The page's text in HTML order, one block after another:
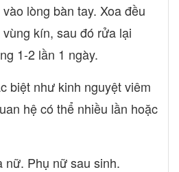
lòng bàn tay. Xoa đều
kín, sau đó rửa lại
1-2 lần 1 ngày.
biệt như kinh nguyệt viêm
hệ có thể nhiều lần hoặc
nữ. Phụ nữ sau sinh.